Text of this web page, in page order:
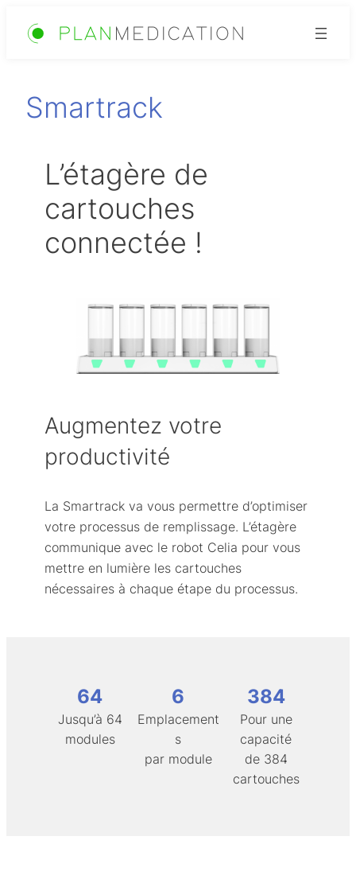
Smartrack
L’étagère de
cartouches
connectée !
Augmentez votre
productivité
La Smartrack va vous permettre d’optimiser
votre processus de remplissage. L’étagère
communique avec le robot Celia pour vous
mettre en lumière les cartouches
nécessaires à chaque étape du processus.
64
Jusqu’à 64
modules
6
Emplacement
s
par module
384
Pour une
capacité
de 384
cartouches